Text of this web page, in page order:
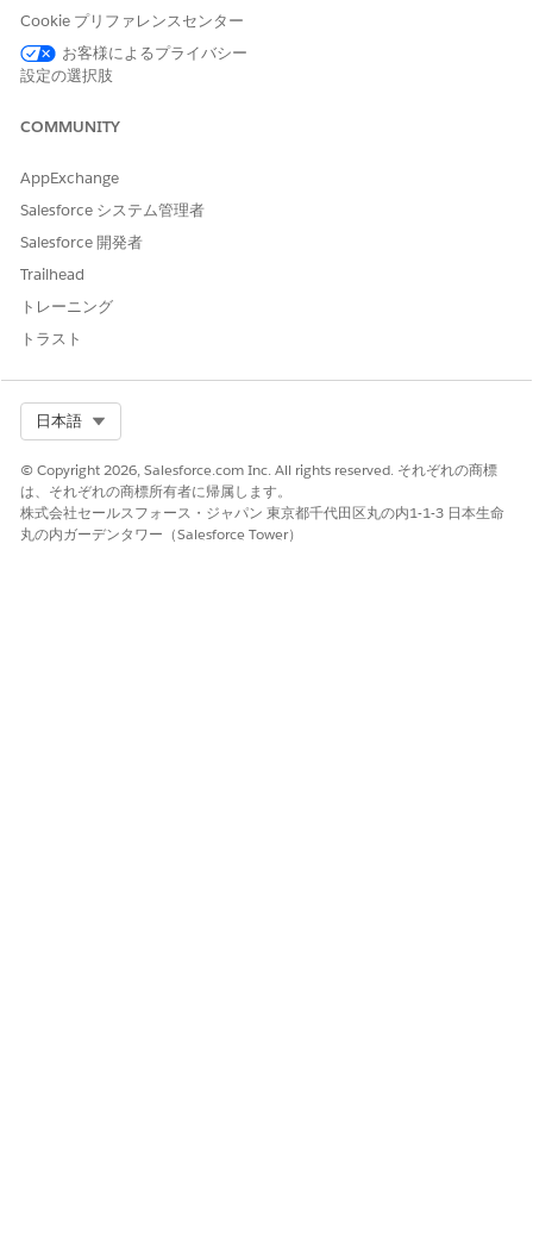
売実績
売れ筋の商品
注目すべき商品
ご意見をお待ちしております。
Cookie プリファレンスセンター
お客様によるプライバシー
設定の選択肢
COMMUNITY
AppExchange
Salesforce システム管理者
Salesforce 開発者
Trailhead
トレーニング
トラスト
日本語
© Copyright 2026, Salesforce.com Inc. All rights reserved. それぞれの商標
は、それぞれの商標所有者に帰属します。
株式会社セールスフォース・ジャパン 東京都千代田区丸の内1-1-3 日本生命
丸の内ガーデンタワー（Salesforce Tower）